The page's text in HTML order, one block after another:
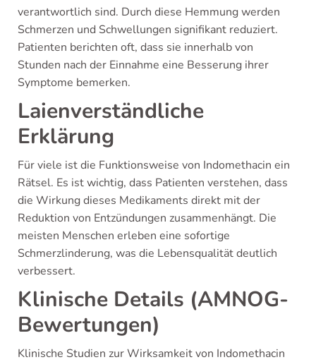
verantwortlich sind. Durch diese Hemmung werden
Schmerzen und Schwellungen signifikant reduziert.
Patienten berichten oft, dass sie innerhalb von
Stunden nach der Einnahme eine Besserung ihrer
Symptome bemerken.
Laienverständliche
Erklärung
Für viele ist die Funktionsweise von Indomethacin ein
Rätsel. Es ist wichtig, dass Patienten verstehen, dass
die Wirkung dieses Medikaments direkt mit der
Reduktion von Entzündungen zusammenhängt. Die
meisten Menschen erleben eine sofortige
Schmerzlinderung, was die Lebensqualität deutlich
verbessert.
Klinische Details (AMNOG-
Bewertungen)
Klinische Studien zur Wirksamkeit von Indomethacin